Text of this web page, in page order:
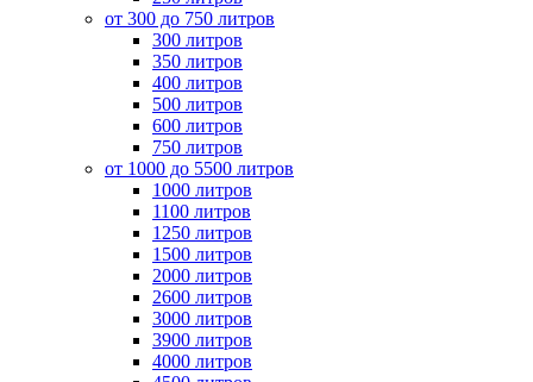
от 300 до 750 литров
300 литров
350 литров
400 литров
500 литров
600 литров
750 литров
от 1000 до 5500 литров
1000 литров
1100 литров
1250 литров
1500 литров
2000 литров
2600 литров
3000 литров
3900 литров
4000 литров